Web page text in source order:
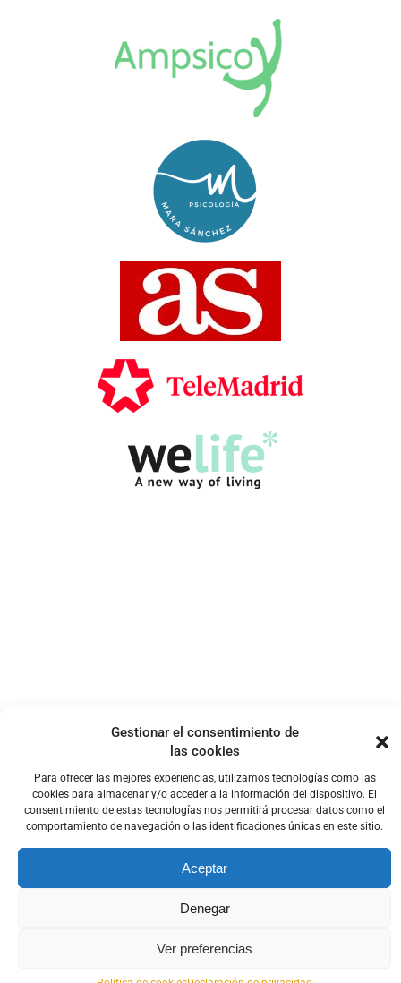
Gestionar el consentimiento de
las cookies
Para ofrecer las mejores experiencias, utilizamos tecnologías como las
cookies para almacenar y/o acceder a la información del dispositivo. El
consentimiento de estas tecnologías nos permitirá procesar datos como el
comportamiento de navegación o las identificaciones únicas en este sitio.
Aceptar
Denegar
Ver preferencias